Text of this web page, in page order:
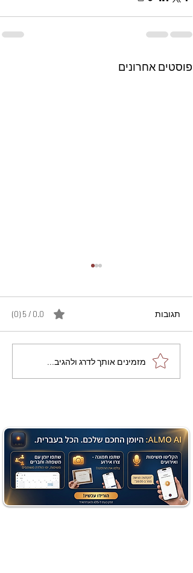
פוסטים אחרונים
מתכון מנצח עוגת מייפל
שוקולד בחושה וקלה - זיוה
תגובות 0.0 / 5 ‏(0)
מזמינים אותך לדרג ולהגיב...